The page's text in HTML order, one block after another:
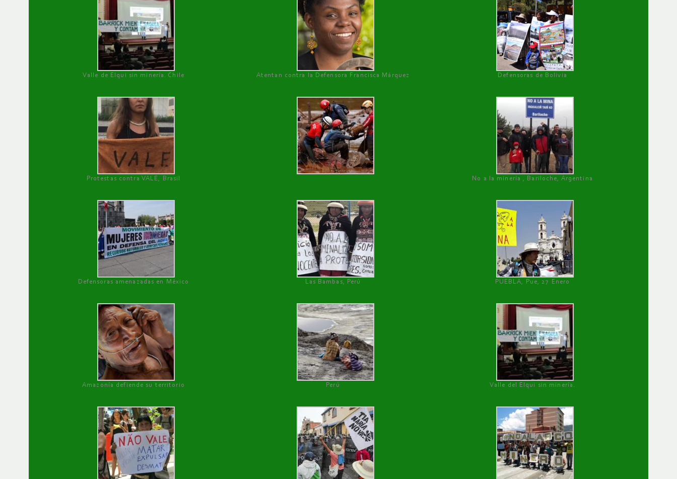
Valle de Elqui sin minería. Chile Atentan contra la Defensora Francisca Márquez Defensoras de Bolivia
Protestas contra VALE, Brasil No a la minería , Bariloche, Argentina
Defensoras amenazadas en México Las Bambas, Perú PUEBLA, Pue, 27 Enero
Amazonía defiende su territorio Perú Valle del Elqui sin minería.